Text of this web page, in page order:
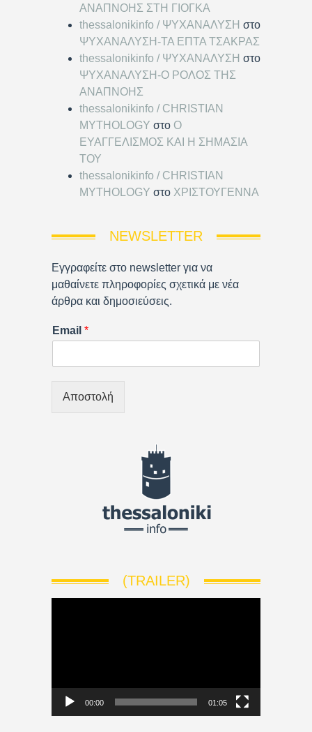
ΑΝΑΠΝΟΗΣ ΣΤΗ ΓΙΟΓΚΑ
thessalonikinfo / ΨΥΧΑΝΑΛΥΣΗ στο
ΨΥΧΑΝΑΛΥΣΗ-ΤΑ ΕΠΤΑ ΤΣΑΚΡΑΣ
thessalonikinfo / ΨΥΧΑΝΑΛΥΣΗ στο
ΨΥΧΑΝΑΛΥΣΗ-Ο ΡΟΛΟΣ ΤΗΣ
ΑΝΑΠΝΟΗΣ
thessalonikinfo / CHRISTIAN
MYTHOLOGY στο Ο
ΕΥΑΓΓΕΛΙΣΜΟΣ ΚΑΙ Η ΣΗΜΑΣΙΑ
ΤΟΥ
thessalonikinfo / CHRISTIAN
MYTHOLOGY στο ΧΡΙΣΤΟΥΓΕΝΝΑ
NEWSLETTER
Εγγραφείτε στο newsletter για να
μαθαίνετε πληροφορίες σχετικά με νέα
άρθρα και δημοσιεύσεις.
Email *
Αποστολή
(TRAILER)
P
00:00 01:05